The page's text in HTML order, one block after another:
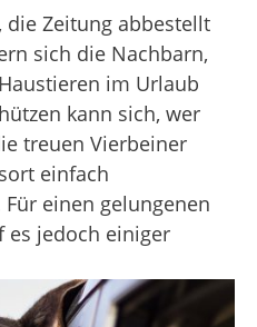
die Zeitung abbestellt
sich die Nachbarn,
im Urlaub
kann sich, wer
treuen Vierbeiner
einfach
einen gelungenen
es jedoch einiger